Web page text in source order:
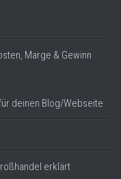
Marge & Gewinn
deinen Blog/Webseite
erklärt